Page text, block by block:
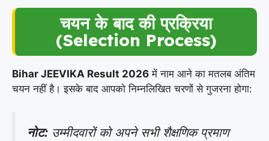
चयन के बाद की प्रक्रिया
(Selection Process)
Bihar JEEVIKA Result 2026 में नाम आने का मतलब अंतिम
चयन नहीं है। इसके बाद आपको निम्नलिखित चरणों से गुजरना होगा:
नोट: उम्मीदवारों को अपने सभी शैक्षणिक प्रमाण